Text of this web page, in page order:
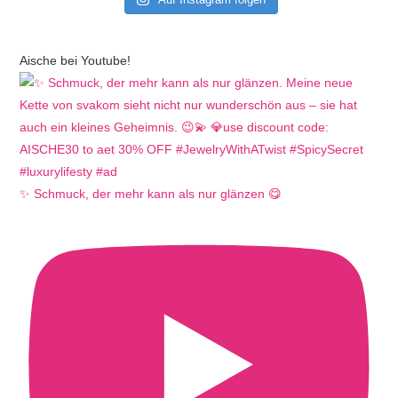
Aische bei Youtube!
✨ Schmuck, der mehr kann als nur glänzen 😋